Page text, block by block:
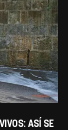
ASÍ SE